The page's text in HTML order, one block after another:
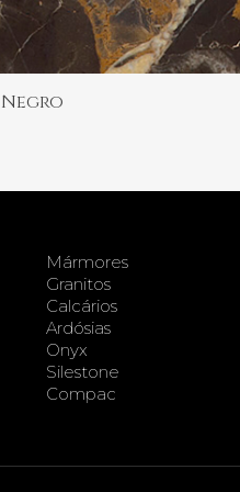
Mármores
Granitos
Calcários
Ardósias
Onyx
Silestone
Compac